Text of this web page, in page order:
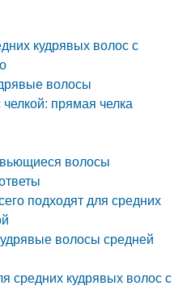
кудрявых волос с
волосы
прямая челка
волосы
подходят для средних
волосы средней
средних кудрявых волос с